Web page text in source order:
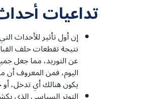
تداعيات
إن أول تأثير للأحداث
اليوم، فمن المعروف أن
يكون هنالك أي تدخل، أو